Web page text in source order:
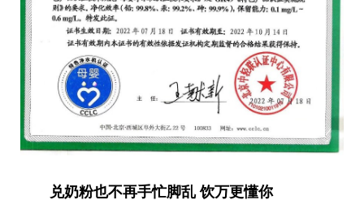
兑奶粉也不再手忙脚乱 饮万更懂你